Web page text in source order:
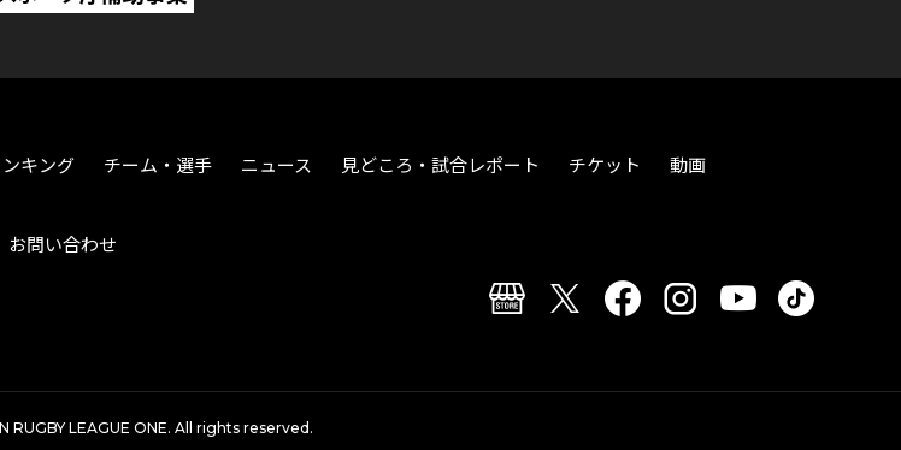
キング チーム・選手 ニュース 見どころ・試合レポート チケット
動画
お問い合わせ
RUGBY LEAGUE ONE. All rights reserved.